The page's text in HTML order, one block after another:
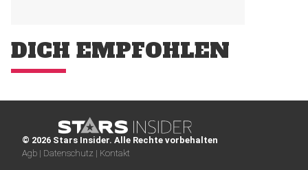
DICH EMPFOHLEN
© 2026 Stars Insider. Alle Rechte vorbehalten
Agb | Datenschutz | Kontakt